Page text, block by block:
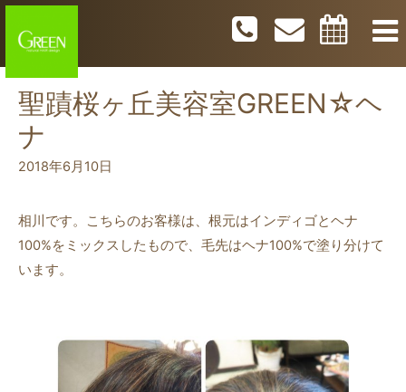
聖蹟桜ヶ丘美容室GREEN☆ヘ
ナ
2018年6月10日
相川です。こちらのお客様は、根元はインディゴとヘナ
100%をミックスしたもので、毛先はヘナ100%で塗り分けて
います。